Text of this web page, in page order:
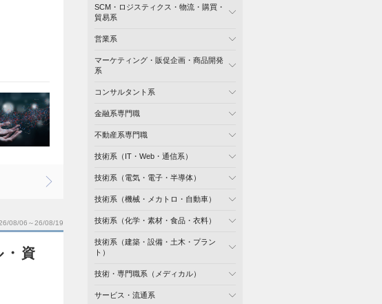
08/06～26/08/19
・資
SCM・ロジスティクス・物流・購買・
貿易系
営業系
マーケティング・販促企画・商品開発
系
コンサルタント系
金融系専門職
不動産系専門職
技術系（IT・Web・通信系）
技術系（電気・電子・半導体）
技術系（機械・メカトロ・自動車）
技術系（化学・素材・食品・衣料）
技術系（建築・設備・土木・プラン
ト）
技術・専門職系（メディカル）
サービス・流通系